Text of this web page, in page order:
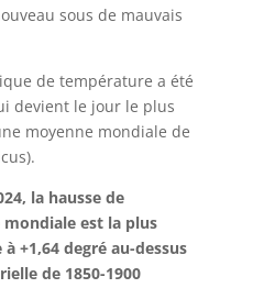
sous de mauvais
de température a été
devient le jour le plus
moyenne mondiale de
la hausse de
est la plus
+1,64 degré au-dessus
de 1850-1900